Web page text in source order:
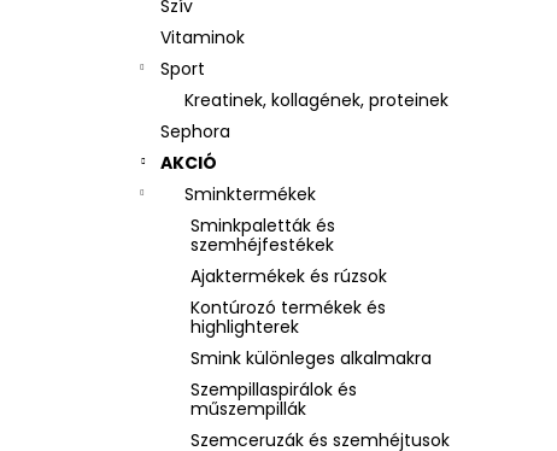
Szív
Vitaminok
Sport
Kreatinek, kollagének, proteinek
Sephora
AKCIÓ
Sminktermékek
Sminkpaletták és
szemhéjfestékek
Ajaktermékek és rúzsok
Kontúrozó termékek és
highlighterek
Smink különleges alkalmakra
Szempillaspirálok és
műszempillák
Szemceruzák és szemhéjtusok